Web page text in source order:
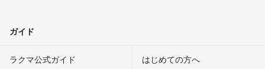
ガイド
ラクマ公式ガイド はじめての方へ